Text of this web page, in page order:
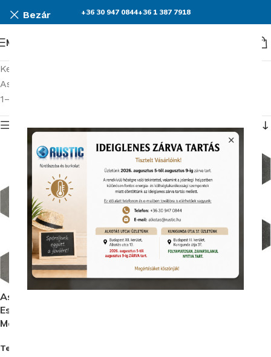
Bezár +36 30 947 0844+36 1 387 7918
Menü
Kezdőlap
Ascot Gentle Stone burkolat kollekció
1–15 termék, összesen 17 db
Termék menü
Ascot Gentle Stone Mud
Esagona Mix 35X37,5 cm
Mozaik (GSTEM90)
Termékkód: